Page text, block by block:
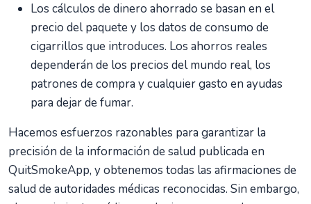
Los cálculos de dinero ahorrado se basan en el
precio del paquete y los datos de consumo de
cigarrillos que introduces. Los ahorros reales
dependerán de los precios del mundo real, los
patrones de compra y cualquier gasto en ayudas
para dejar de fumar.
Hacemos esfuerzos razonables para garantizar la
precisión de la información de salud publicada en
QuitSmokeApp, y obtenemos todas las afirmaciones de
salud de autoridades médicas reconocidas. Sin embargo,